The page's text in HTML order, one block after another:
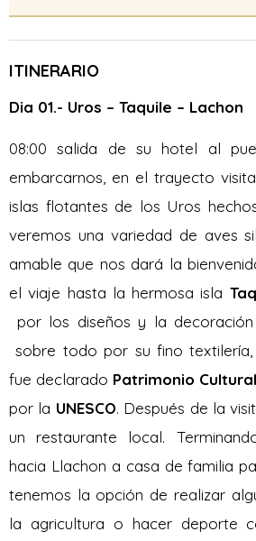
ITINERARIO
Dia 01.- Uros – Taquile – Lachon
08:00 salida de su hotel al
embarcarnos, en el trayecto
islas flotantes de los Uros
veremos una variedad de aves
amable que nos dará la
el viaje hasta la hermosa isla
por los diseños y la
sobre todo por su fino
fue declarado Patrimonio
por la UNESCO. Después de la
un restaurante local.
hacia Llachon a casa de familia
tenemos la opción de realizar
la agricultura o hacer deporte